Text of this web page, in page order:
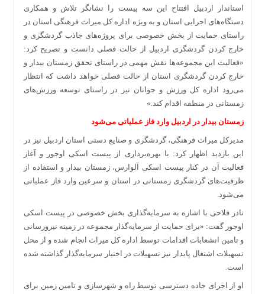
استاندار اردبیل افتتاح این سه پیست را نشانگر تلاش و همکاری
دستگاه‌های اجرایی استان و به ویژه اداره کل میراث فرهنگی استان در
راستای حمایت از بخش خصوصی برای پروژه‌های جاذب گردشگری و
خارج کردن گردشگری اردبیل از حالت فصلی دانست و تصریح کرد:‌
«فعالیت این مجموعه‌ها نقش مهمی در راستای تحقق زمستان بیدار و
خارج کردن گردشگری استان از حالت فصلی خواهد داشت که انتظار
می‌رود اداره کل ورزش و جوانان نیز در راستای توسعه ورزش‌های
زمستانی در منطقه اقدام کند.»
زمستان بیدار در اردبیل وارد فاز عملیاتی می‌شود
مدیرکل میراث فرهنگی، گردشگری و صنایع دستی استان اردبیل نیز در
این بازدید اظهار کرد:‌ با بهره‌برداری از پیست اسکی اوجور و آغاز
فعالیت آن در کنار پیست اسکی آلوارس، زمستان بیدار و استفاده از
ظرفیت‌های گردشگری زمستانی در استان و سرعین وارد فاز عملیاتی
می‌شود.
نادر فلاحی با اشاره به سرمایه‌گذاری بخش خصوصی در پیست اسکی
اوجور گفت:‌ «برای حمایت از سرمایه‌گذار مجموعه در زمینه نیرورسانی
و تامین انشعابات اقدامات توسط اداره کل میراث انجام شده و از محل
تسهیلات اشتغال پایدار نیز تسهیلات در اختیار سرمایه‌گذار گذاشته شده
است.
او از اجرای جاده دسترسی توسط راه و شهرسازی و تامین زمین برای